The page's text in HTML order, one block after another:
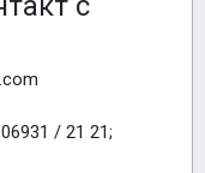
/ 21 21;